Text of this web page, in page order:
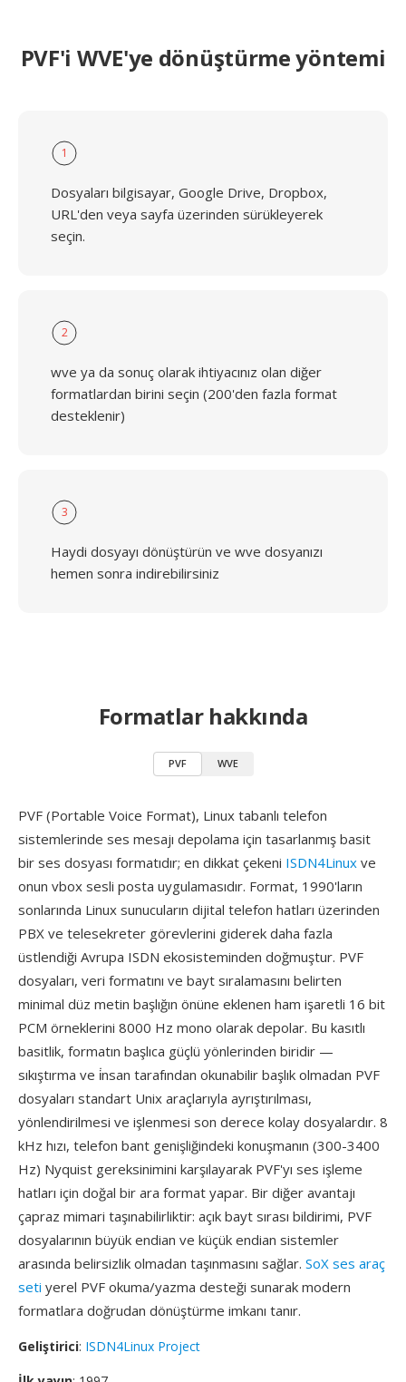
PVF'i WVE'ye dönüştürme yöntemi
1
Dosyaları bilgisayar, Google Drive, Dropbox,
URL'den veya sayfa üzerinden sürükleyerek
seçin.
2
wve ya da sonuç olarak ihtiyacınız olan diğer
formatlardan birini seçin (200'den fazla format
desteklenir)
3
Haydi dosyayı dönüştürün ve wve dosyanızı
hemen sonra indirebilirsiniz
Formatlar hakkında
PVF WVE
PVF (Portable Voice Format), Linux tabanlı telefon
sistemlerinde ses mesajı depolama için tasarlanmış basit
bir ses dosyası formatıdır; en dikkat çekeni ISDN4Linux ve
onun vbox sesli posta uygulamasıdır. Format, 1990'ların
sonlarında Linux sunucuların dijital telefon hatları üzerinden
PBX ve telesekreter görevlerini giderek daha fazla
üstlendiği Avrupa ISDN ekosisteminden doğmuştur. PVF
dosyaları, veri formatını ve bayt sıralamasını belirten
minimal düz metin başlığın önüne eklenen ham işaretli 16 bit
PCM örneklerini 8000 Hz mono olarak depolar. Bu kasıtlı
basitlik, formatın başlıca güçlü yönlerinden biridir —
sıkıştırma ve i̇nsan tarafından okunabilir başlık olmadan PVF
dosyaları standart Unix araçlarıyla ayrıştırılması,
yönlendirilmesi ve işlenmesi son derece kolay dosyalardır. 8
kHz hızı, telefon bant genişliğindeki konuşmanın (300-3400
Hz) Nyquist gereksinimini karşılayarak PVF'yı ses işleme
hatları için doğal bir ara format yapar. Bir diğer avantajı
çapraz mimari taşınabilirliktir: açık bayt sırası bildirimi, PVF
dosyalarının büyük endian ve küçük endian sistemler
arasında belirsizlik olmadan taşınmasını sağlar. SoX ses araç
seti yerel PVF okuma/yazma desteği sunarak modern
formatlara doğrudan dönüştürme imkanı tanır.
Geliştirici: ISDN4Linux Project